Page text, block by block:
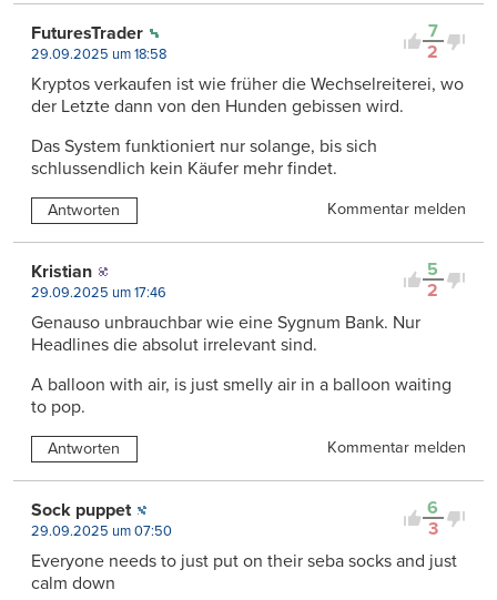
7
2
FuturesTrader
29.09.2025 um 18:58
Kryptos verkaufen ist wie früher die Wechselreiterei, wo
der Letzte dann von den Hunden gebissen wird.
Das System funktioniert nur solange, bis sich
schlussendlich kein Käufer mehr findet.
Antworten Kommentar melden
5
2
Kristian
29.09.2025 um 17:46
Genauso unbrauchbar wie eine Sygnum Bank. Nur
Headlines die absolut irrelevant sind.
A balloon with air, is just smelly air in a balloon waiting
to pop.
Antworten Kommentar melden
6
3
Sock puppet
29.09.2025 um 07:50
Everyone needs to just put on their seba socks and just
calm down